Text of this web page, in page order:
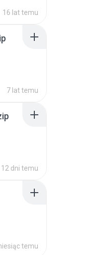
16 lat temu
7 lat temu
12 dni temu
temu